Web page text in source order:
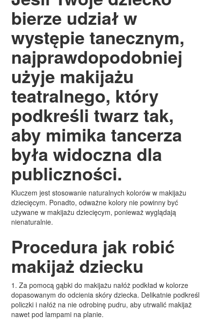
bierze udział w
występie tanecznym,
najprawdopodobniej
użyje makijażu
teatralnego, który
podkreśli twarz tak,
aby mimika tancerza
była widoczna dla
publiczności.
Kluczem jest stosowanie naturalnych kolorów w makijażu
dziecięcym. Ponadto, odważne kolory nie powinny być
używane w makijażu dziecięcym, ponieważ wyglądają
nienaturalnie.
Procedura jak robić
makijaż dziecku
1. Za pomocą gąbki do makijażu nałóż podkład w kolorze
dopasowanym do odcienia skóry dziecka. Delikatnie podkreśl
policzki i nałóż na nie odrobinę pudru, aby utrwalić makijaż
nawet pod lampami na planie.